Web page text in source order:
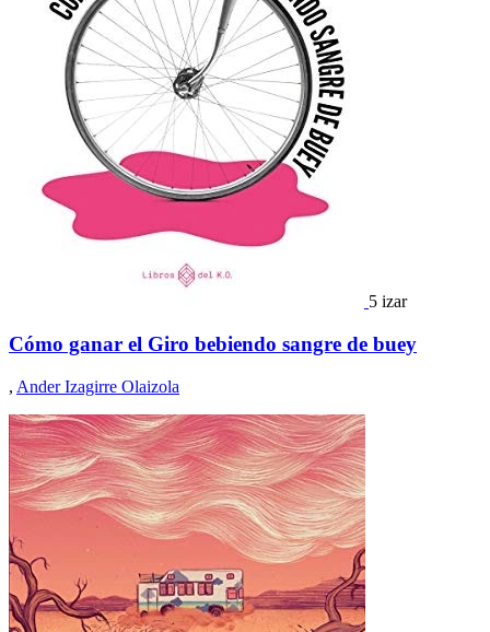
5 izar
Cómo ganar el Giro bebiendo sangre de buey
, Ander Izagirre Olaizola